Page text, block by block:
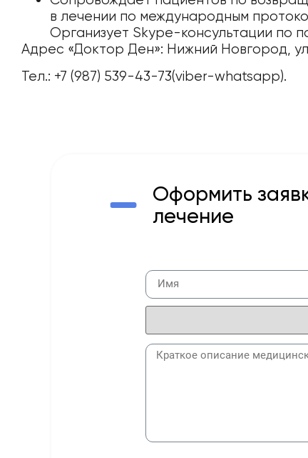
в лечении по международным
Организует Skype-консультации по
Адрес «Доктор Ден»: Нижний Новгород,
Тел.: +7 (987) 539-43-73(viber-whatsapp).
Оформить
лечение